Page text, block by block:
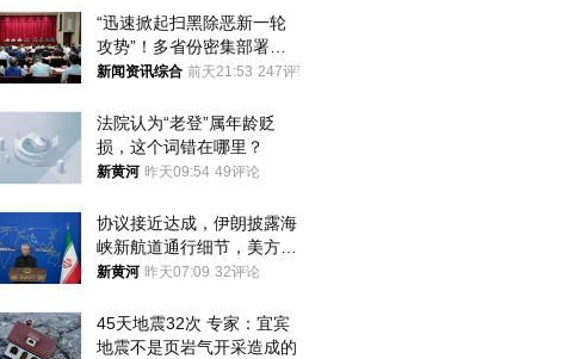
“迅速掀起扫黑除恶新一轮
攻势”！多省份密集部署，
公布举报方式
新闻资讯综合 前天21:53 247评论
法院认为“老登”属年龄贬
损，这个词错在哪里？
新黄河 昨天09:54 49评论
协议接近达成，伊朗披露海
峡新航道通行细节，美方再
提“倒计时”
新黄河 昨天07:09 32评论
45天地震32次 专家：宜宾
地震不是页岩气开采造成的